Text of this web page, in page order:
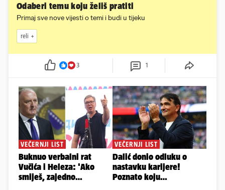
Odaberi temu koju želiš pratiti
Primaj sve nove vijesti o temi i budi u tijeku
reli
3 1